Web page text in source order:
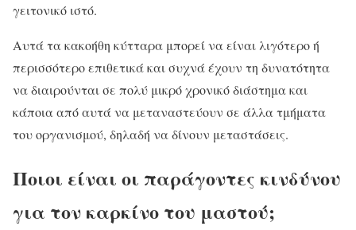
γειτονικό ιστό.
Αυτά τα κακοήθη κύτταρα μπορεί να είναι λιγότερο ή
περισσότερο επιθετικά και συχνά έχουν τη δυνατότητα
να διαιρούνται σε πολύ μικρό χρονικό διάστημα και
κάποια από αυτά να μεταναστεύουν σε άλλα τμήματα
του οργανισμού, δηλαδή να δίνουν μεταστάσεις.
Ποιοι είναι οι παράγοντες κινδύνου
για τον καρκίνο του μαστού;